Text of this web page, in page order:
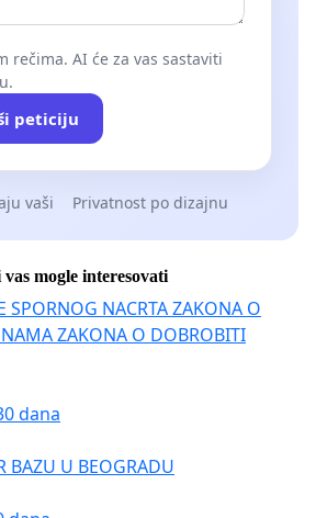
rečima. AI će za vas sastaviti
peticiju
vaši Privatnost po dizajnu
mogle interesovati
SPORNOG NACRTA ZAKONA O
ZAKONA O DOBROBITI
dana
BAZU U BEOGRADU